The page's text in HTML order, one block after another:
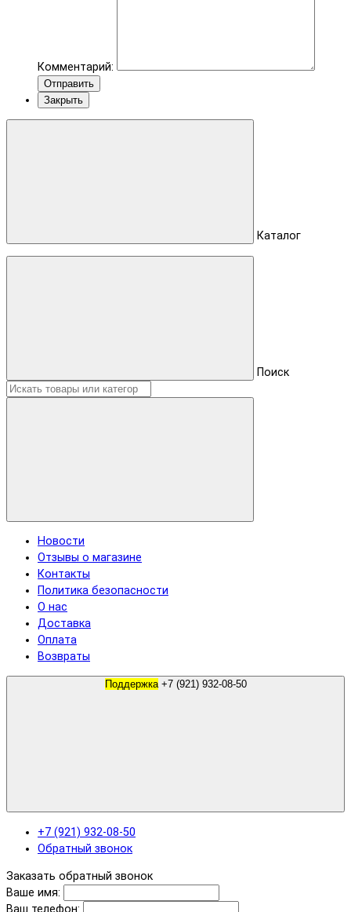
Комментарий:
Отправить
Закрыть
Каталог
Поиск
Новости
Отзывы о магазине
Контакты
Политика безопасности
О нас
Доставка
Оплата
Возвраты
Поддержка +7 (921) 932-08-50
+7 (921) 932-08-50
Обратный звонок
Заказать обратный звонок
Ваше имя:
Ваш телефон: